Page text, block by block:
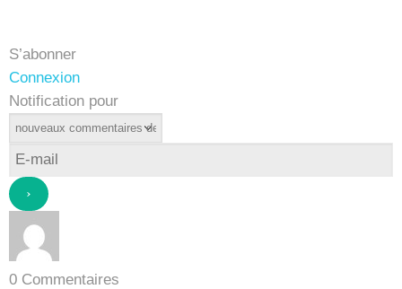
S’abonner
Connexion
Notification pour
0 Commentaires